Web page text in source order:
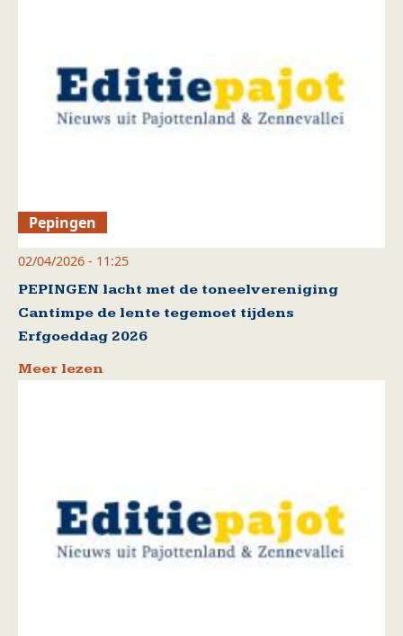
Pepingen
02/04/2026 - 11:25
PEPINGEN lacht met de toneelvereniging
Cantimpe de lente tegemoet tijdens
Erfgoeddag 2026
Meer lezen